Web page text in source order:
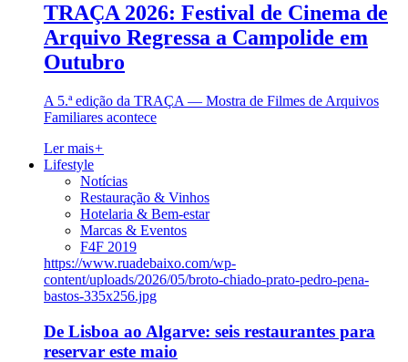
TRAÇA 2026: Festival de Cinema de
Arquivo Regressa a Campolide em
Outubro
A 5.ª edição da TRAÇA — Mostra de Filmes de Arquivos
Familiares acontece
Ler mais+
Lifestyle
Notícias
Restauração & Vinhos
Hotelaria & Bem-estar
Marcas & Eventos
F4F 2019
https://www.ruadebaixo.com/wp-
content/uploads/2026/05/broto-chiado-prato-pedro-pena-
bastos-335x256.jpg
De Lisboa ao Algarve: seis restaurantes para
reservar este maio